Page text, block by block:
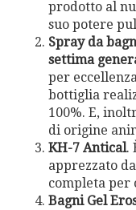
prodotto al
suo potere
Spray da
settima
per
bottiglia
100%. E,
di origine
KH-7 Antical.
apprezzato
completa per
Bagni Gel